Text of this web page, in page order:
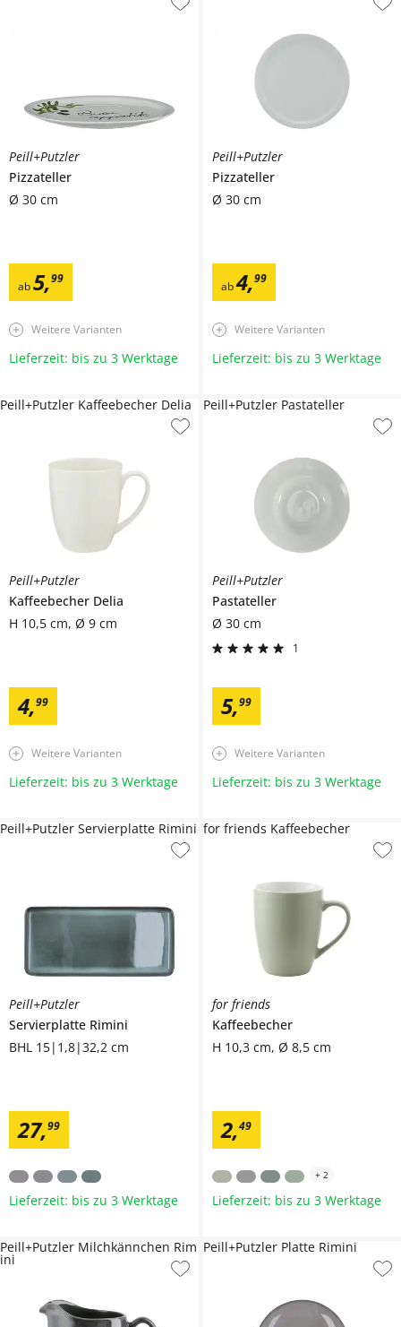
Peill+Putzler
Pizzateller
Ø 30 cm
ab5,99
Weitere Varianten
Lieferzeit: bis zu 3 Werktage
Peill+Putzler
Pizzateller
Ø 30 cm
ab4,99
Weitere Varianten
Lieferzeit: bis zu 3 Werktage
Peill+Putzler
Kaffeebecher Delia
H 10,5 cm, Ø 9 cm
4,99
Peill+Putzler Kaffeebecher Delia
Weitere Varianten
Lieferzeit: bis zu 3 Werktage
Peill+Putzler
Pastateller
Ø 30 cm
1
5,99
Peill+Putzler Pastateller
Weitere Varianten
Lieferzeit: bis zu 3 Werktage
Peill+Putzler
Servierplatte Rimini
BHL 15|1,8|32,2 cm
27,99
Peill+Putzler Servierplatte Rimini
Lieferzeit: bis zu 3 Werktage
for friends
Kaffeebecher
H 10,3 cm, Ø 8,5 cm
2,49
for friends Kaffeebecher
+ 2
Lieferzeit: bis zu 3 Werktage
Peill+Putzler Milchkännchen Rim
ini
Peill+Putzler Platte Rimini